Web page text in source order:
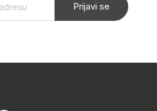
Prijavi se